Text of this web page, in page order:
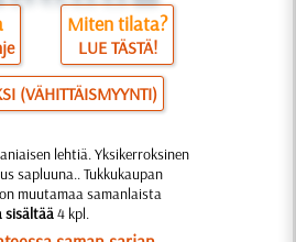
Miten tilata?
LUE TÄSTÄ!
(VÄHITTÄISMYYNTI)
lehtiä. Yksikerroksinen
sapluuna.. Tukkukaupan
muutamaa samanlaista
sisältää4 kpl.